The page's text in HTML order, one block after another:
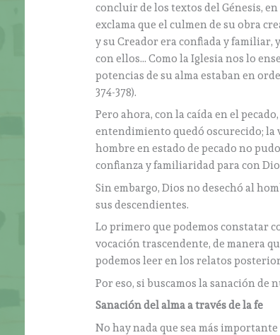
concluir de los textos del Génesis,
exclama que el culmen de su obra
y su Creador era confiada y familiar,
con ellos… Como la Iglesia nos lo
potencias de su alma estaban en
374-378).
Pero ahora, con la caída en el
entendimiento quedó oscurecido; la
hombre en estado de pecado no
confianza y familiaridad para con
Sin embargo, Dios no desechó al
sus descendientes.
Lo primero que podemos constatar
vocación trascendente, de manera
podemos leer en los relatos
Por eso, si buscamos la sanación de
Sanación del alma a través de la fe
No hay nada que sea más